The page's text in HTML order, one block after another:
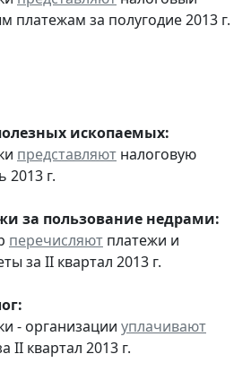
платежам за полугодие 2013 г.
ископаемых:
представляют налоговую
2013 г.
за пользование недрами:
перечисляют платежи и
за II квартал 2013 г.
- организации уплачивают
II квартал 2013 г.